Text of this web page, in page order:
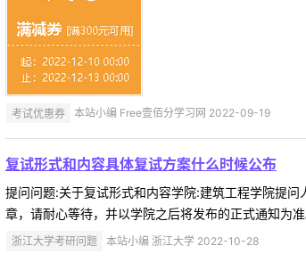
考试优惠券 本站小编 Free壹佰分学习网 2022-09-19
复试形式和内容具体复试方案什么时候公布
提问问题:关于复试形式和内容学院:建筑工程学院提
章，请耐心等待，并以学院之后将发布的正式通知为
浙江大学考研问题 本站小编 浙江大学 2022-10-28